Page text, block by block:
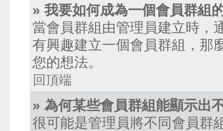
» 我要如何成為一個會員群組
當會員群組由管理員建立時，
有興趣建立一個會員群組，那
您的想法。
回頂端
» 為何某些會員群組能顯示出
很可能是管理員將不同會員群